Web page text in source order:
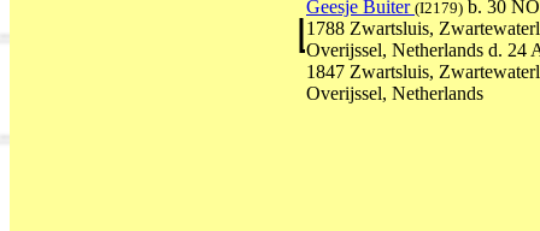
Geesje Buiter (I2179) b. 30
1788 Zwartsluis,
Overijssel, Netherlands d. 24
1847 Zwartsluis,
Overijssel, Netherlands